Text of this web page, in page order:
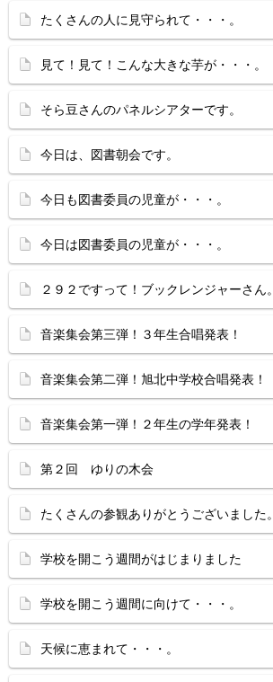
たくさんの人に見守られて・・・。
見て！見て！こんな大きな芋が・・・。
そら豆さんのパネルシアターです。
今日は、図書朝会です。
今日も図書委員の児童が・・・。
今日は図書委員の児童が・・・。
２９２ですって！ブックレンジャーさん。
音楽集会第三弾！３年生合唱発表！
音楽集会第二弾！旭北中学校合唱発表！
音楽集会第一弾！２年生の学年発表！
第２回 ゆりの木会
たくさんの参観ありがとうございました。
学校を開こう週間がはじまりました
学校を開こう週間に向けて・・・。
天候に恵まれて・・・。